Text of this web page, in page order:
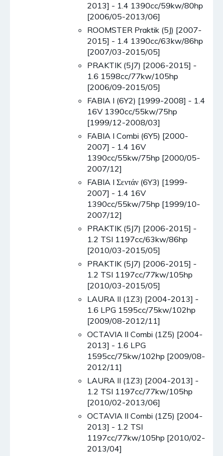
2013] - 1.4 1390cc/59kw/80hp
[2006/05-2013/06]
ROOMSTER Praktik (5J) [2007-
2015] - 1.4 1390cc/63kw/86hp
[2007/03-2015/05]
PRAKTIK (5J7) [2006-2015] -
1.6 1598cc/77kw/105hp
[2006/09-2015/05]
FABIA I (6Y2) [1999-2008] - 1.4
16V 1390cc/55kw/75hp
[1999/12-2008/03]
FABIA I Combi (6Y5) [2000-
2007] - 1.4 16V
1390cc/55kw/75hp [2000/05-
2007/12]
FABIA I Σεντάν (6Y3) [1999-
2007] - 1.4 16V
1390cc/55kw/75hp [1999/10-
2007/12]
PRAKTIK (5J7) [2006-2015] -
1.2 TSI 1197cc/63kw/86hp
[2010/03-2015/05]
PRAKTIK (5J7) [2006-2015] -
1.2 TSI 1197cc/77kw/105hp
[2010/03-2015/05]
LAURA II (1Z3) [2004-2013] -
1.6 LPG 1595cc/75kw/102hp
[2009/08-2012/11]
OCTAVIA II Combi (1Z5) [2004-
2013] - 1.6 LPG
1595cc/75kw/102hp [2009/08-
2012/11]
LAURA II (1Z3) [2004-2013] -
1.2 TSI 1197cc/77kw/105hp
[2010/02-2013/06]
OCTAVIA II Combi (1Z5) [2004-
2013] - 1.2 TSI
1197cc/77kw/105hp [2010/02-
2013/04]